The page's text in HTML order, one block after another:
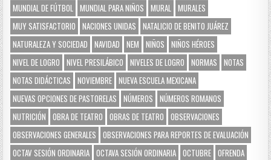
MUNDIAL DE FÚTBOL MUNDIAL PARA NIÑOS MURAL MURALES
MUY SATISFACTORIO
NACIONES UNIDAS
NATALICIO DE BENITO JUÁREZ
NATURALEZA Y SOCIEDAD
NAVIDAD NEM NIÑOS
NIÑOS HÉROES
NIVEL DE LOGRO
NIVEL PRESILÁBICO NIVELES DE LOGRO NORMAS
NOTAS
NOTAS DIDÁCTICAS
NOVIEMBRE NUEVA ESCUELA MEXICANA
NUEVAS OPCIONES DE PASTORELAS
NÚMEROS
NÚMEROS ROMANOS
NUTRICIÓN
OBRA DE TEATRO OBRAS DE TEATRO
OBSERVACIONES
OBSERVACIONES GENERALES
OBSERVACIONES PARA REPORTES DE EVALUACIÓN
OCTAV SESIÓN ORDINARIA OCTAVA SESIÓN ORDINARIA OCTUBRE OFRENDA